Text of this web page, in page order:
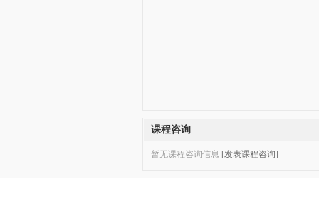
课程咨询
暂无课程咨询信息 [发表课程咨询]